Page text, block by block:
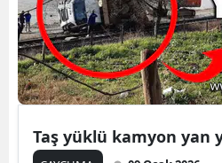
Taş yüklü kamyon yan